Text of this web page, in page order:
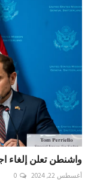
واشنطن تعلن إلغاء
أغسطس 22, 2024 0